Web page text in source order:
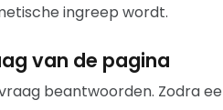
ingreep wordt.
van de pagina
beantwoorden. Zodra